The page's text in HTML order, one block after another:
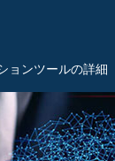
ョンツールの詳細